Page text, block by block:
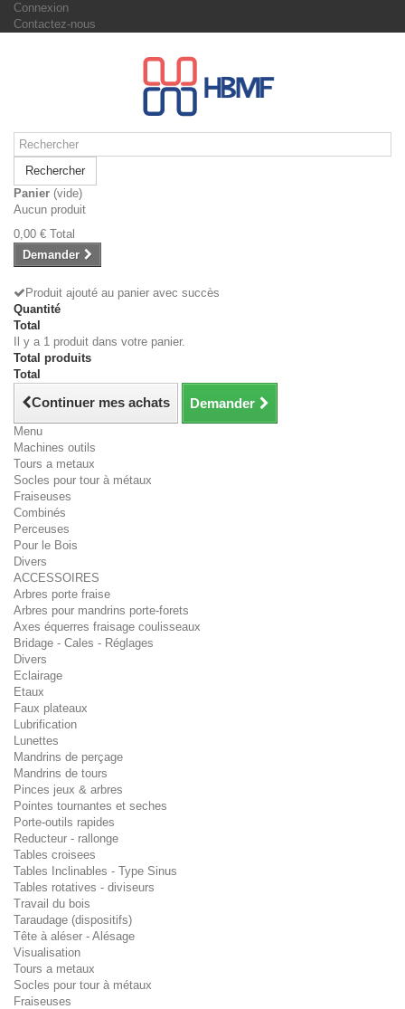
Connexion
Contactez-nous
Rechercher
Panier (vide)
Aucun produit
0,00 € Total
Demander
Produit ajouté au panier avec succès
Quantité
Total
Il y a 1 produit dans votre panier.
Total produits
Total
Continuer mes achats Demander
Menu
Machines outils
Tours a metaux
Socles pour tour à métaux
Fraiseuses
Combinés
Perceuses
Pour le Bois
Divers
ACCESSOIRES
Arbres porte fraise
Arbres pour mandrins porte-forets
Axes équerres fraisage coulisseaux
Bridage - Cales - Réglages
Divers
Eclairage
Etaux
Faux plateaux
Lubrification
Lunettes
Mandrins de perçage
Mandrins de tours
Pinces jeux & arbres
Pointes tournantes et seches
Porte-outils rapides
Reducteur - rallonge
Tables croisees
Tables Inclinables - Type Sinus
Tables rotatives - diviseurs
Travail du bois
Taraudage (dispositifs)
Tête à aléser - Alésage
Visualisation
Tours a metaux
Socles pour tour à métaux
Fraiseuses